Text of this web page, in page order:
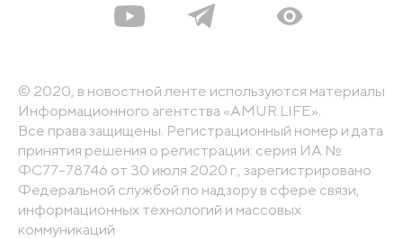
© 2020, в новостной ленте используются материалы
Информационного агентства «AMUR.LIFE».
Все права защищены. Регистрационный номер и дата
принятия решения о регистрации: серия ИА №
ФС77-78746 от 30 июля 2020 г., зарегистрировано
Федеральной службой по надзору в сфере связи,
информационных технологий и массовых
коммуникаций